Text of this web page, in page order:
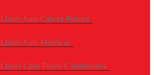
Llaves Auto Cabeza Plástica
Llaves Auto Metálicas
Llaves Cajas Fuerte E Industriales